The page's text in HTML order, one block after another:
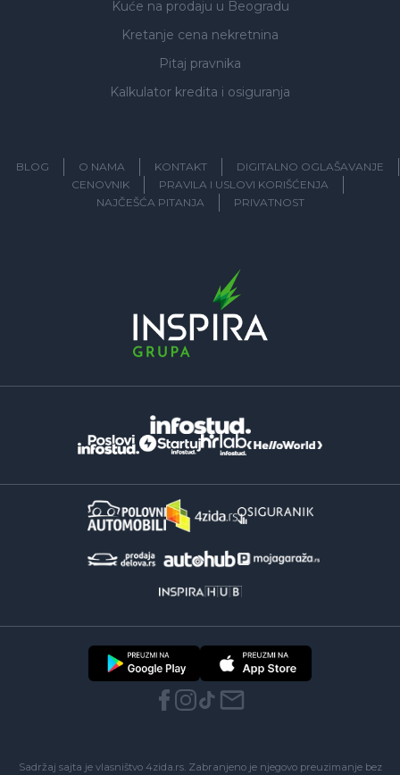
Kuće na prodaju u Beogradu
Kretanje cena nekretnina
Pitaj pravnika
Kalkulator kredita i osiguranja
BLOG O NAMA KONTAKT
DIGITALNO OGLAŠAVANJE
CENOVNIK
PRAVILA I USLOVI KORIŠĆENJA
NAJČEŠĆA PITANJA
PRIVATNOST
Sadržaj sajta je vlasništvo 4zida.rs. Zabranjeno je njegovo preuzimanje bez